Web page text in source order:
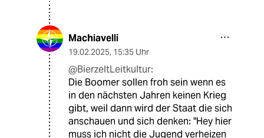
Machiavelli
19.02.2025, 15:35 Uhr
@BierzeltLeitkultur:
Die Boomer sollen froh sein wenn es
in den nächsten Jahren keinen Krieg
gibt, weil dann wird der Staat die sich
anschauen und sich denken: "Hey hier
muss ich nicht die Jugend verheizen